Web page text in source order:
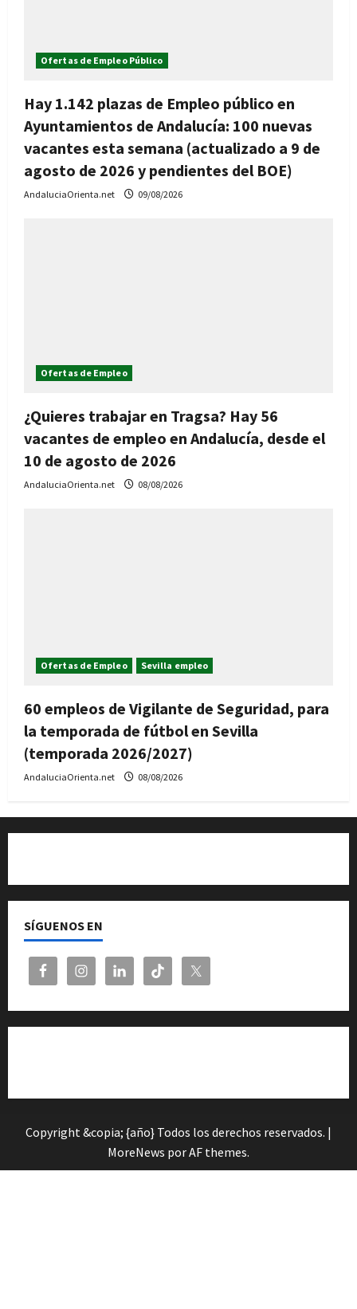
Ofertas de Empleo Público
Hay 1.142 plazas de Empleo público en
Ayuntamientos de Andalucía: 100 nuevas
vacantes esta semana (actualizado a 9 de
agosto de 2026 y pendientes del BOE)
AndaluciaOrienta.net 09/08/2026
Ofertas de Empleo
¿Quieres trabajar en Tragsa? Hay 56
vacantes de empleo en Andalucía, desde el
10 de agosto de 2026
AndaluciaOrienta.net 08/08/2026
Ofertas de Empleo Sevilla empleo
60 empleos de Vigilante de Seguridad, para
la temporada de fútbol en Sevilla
(temporada 2026/2027)
AndaluciaOrienta.net 08/08/2026
SÍGUENOS EN
Copyright &copia; {año} Todos los derechos reservados. |
MoreNews por AF themes.